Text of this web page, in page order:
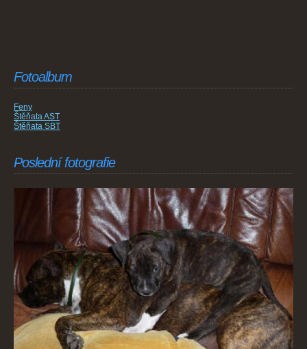
Fotoalbum
Feny
Štěňata AST
Štěňata SBT
Poslední fotografie